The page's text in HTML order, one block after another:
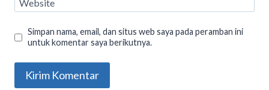
Website
Simpan nama, email, dan situs web saya pada peramban ini
untuk komentar saya berikutnya.